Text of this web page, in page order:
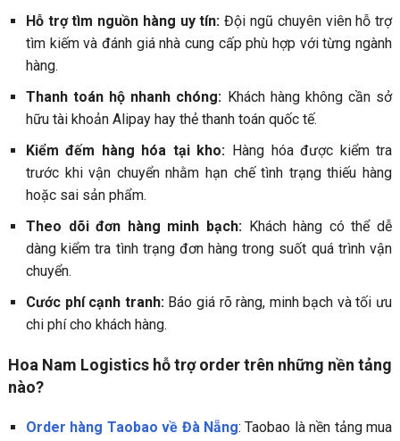
Hỗ trợ tìm nguồn hàng uy tín: Đội ngũ chuyên viên hỗ trợ
tìm kiếm và đánh giá nhà cung cấp phù hợp với từng ngành
hàng.
Thanh toán hộ nhanh chóng: Khách hàng không cần sở
hữu tài khoản Alipay hay thẻ thanh toán quốc tế.
Kiểm đếm hàng hóa tại kho: Hàng hóa được kiểm tra
trước khi vận chuyển nhằm hạn chế tình trạng thiếu hàng
hoặc sai sản phẩm.
Theo dõi đơn hàng minh bạch: Khách hàng có thể dễ
dàng kiểm tra tình trạng đơn hàng trong suốt quá trình vận
chuyển.
Cước phí cạnh tranh:Báo giá rõ ràng, minh bạch và tối ưu
chi phí cho khách hàng.
Hoa Nam Logistics hỗ trợ order trên những nền tảng
nào?
Order hàng Taobao về Đà Nẵng: Taobao là nền tảng mua